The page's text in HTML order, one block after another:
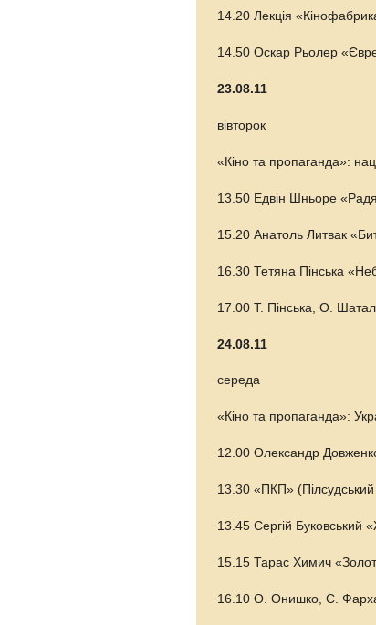
14.20 Лекція
14.50 Оскар Рьолер
23.08.11
вівторок
«Кіно та пропаганда»:
13.50 Едвін Шньоре
15.20 Анатоль Литвак
16.30 Тетяна Пінська
17.00 Т. Пінська, О.
24.08.11
середа
«Кіно та пропаганда»:
12.00 Олександр
13.30 «ПКП»
13.45 Сергій Буковський
15.15 Тарас Химич
16.10 О. Онишко, С.